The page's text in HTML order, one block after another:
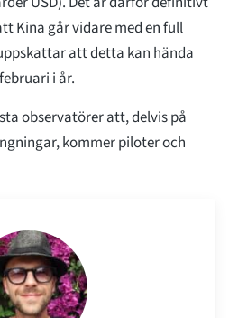
Kina går vidare med en full
att detta kan hända
i år.
observatörer att, delvis på
kommer piloter och